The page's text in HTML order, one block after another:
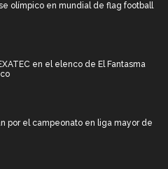
olímpico en mundial de flag football
en el elenco de El Fantasma
por el campeonato en liga mayor de